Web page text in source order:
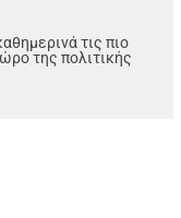
τις πιο
της πολιτικής